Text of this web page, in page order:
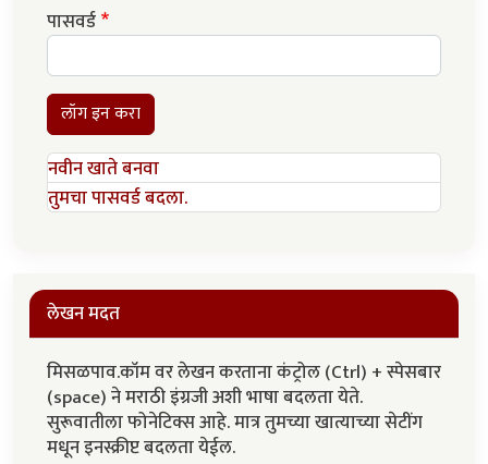
पासवर्ड
लॉग इन करा
नवीन खाते बनवा
तुमचा पासवर्ड बदला.
लेखन मदत
मिसळपाव.कॉम वर लेखन करताना कंट्रोल (Ctrl) + स्पेसबार
(space) ने मराठी इंग्रजी अशी भाषा बदलता येते.
सुरूवातीला फोनेटिक्स आहे. मात्र तुमच्या खात्याच्या सेटींग
मधून इनस्क्रीप्ट बदलता येईल.